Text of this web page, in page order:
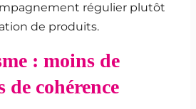
régulier plutôt
de produits.
: moins de
cohérence